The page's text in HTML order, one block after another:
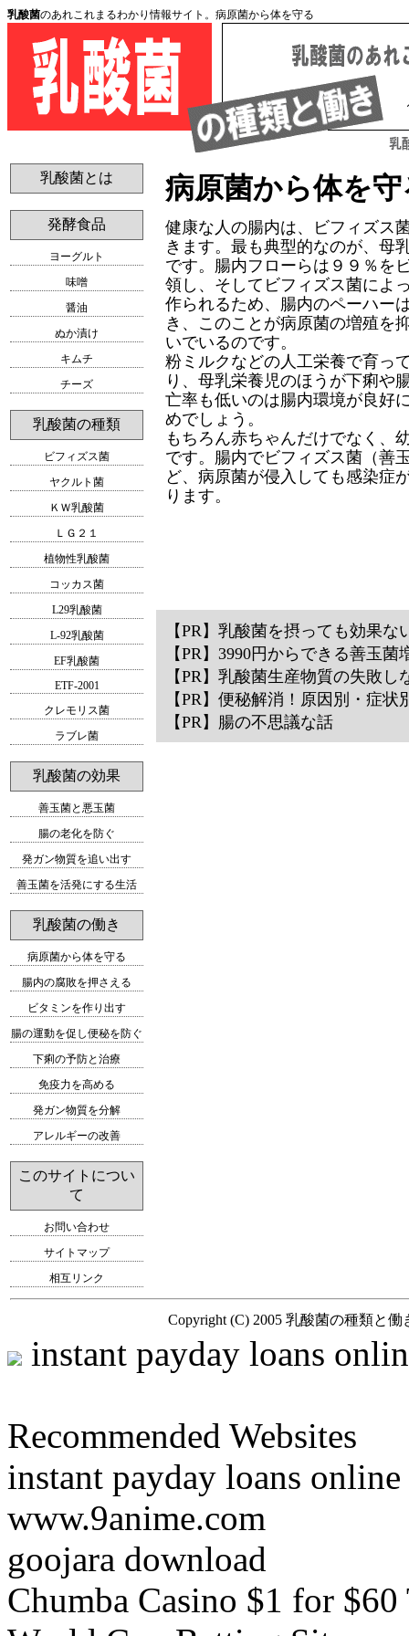
乳酸菌のあれこれまるわかり情報サイト。病原菌から体を守る
病原菌から体を守
健康な人の腸内は、ビフィズス
きます。最も典型的なのが、母
です。腸内フローらは９９％を
領し、そしてビフィズス菌によ
作られるため、腸内のペーハー
き、このことが病原菌の増殖を
いでいるのです。
粉ミルクなどの人工栄養で育っ
り、母乳栄養児のほうが下痢や
亡率も低いのは腸内環境が良好
めでしょう。
もちろん赤ちゃんだけでなく、
です。腸内でビフィズス菌（善
ど、病原菌が侵入しても感染症
ります。
【PR】 乳酸菌を摂っても効果な
【PR】 3990円からできる善玉菌
【PR】 乳酸菌生産物質の失敗し
【PR】 便秘解消！原因別・症状
【PR】 腸の不思議な話
乳酸菌とは
発酵食品
ヨーグルト
味噌
醤油
ぬか漬け
キムチ
チーズ
乳酸菌の種類
ビフィズス菌
ヤクルト菌
ＫＷ乳酸菌
ＬＧ２１
植物性乳酸菌
コッカス菌
L29乳酸菌
L-92乳酸菌
EF乳酸菌
ETF-2001
クレモリス菌
ラブレ菌
乳酸菌の効果
善玉菌と悪玉菌
腸の老化を防ぐ
発ガン物質を追い出す
善玉菌を活発にする生活
乳酸菌の働き
病原菌から体を守る
腸内の腐敗を押さえる
ビタミンを作り出す
腸の運動を促し便秘を防ぐ
下痢の予防と治療
免疫力を高める
発ガン物質を分解
アレルギーの改善
このサイトについ
て
お問い合わせ
サイトマップ
相互リンク
Copyright (C) 2005 乳酸菌の種類と働
instant payday loans
Recommended Websites
instant payday loans
www.9anime.com
goojara download
Chumba Casino $1 for $60